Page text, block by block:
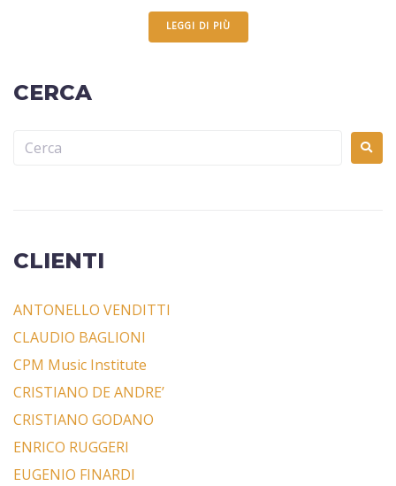
LEGGI DI PIÙ
CERCA
CLIENTI
ANTONELLO VENDITTI
CLAUDIO BAGLIONI
CPM Music Institute
CRISTIANO DE ANDRE’
CRISTIANO GODANO
ENRICO RUGGERI
EUGENIO FINARDI